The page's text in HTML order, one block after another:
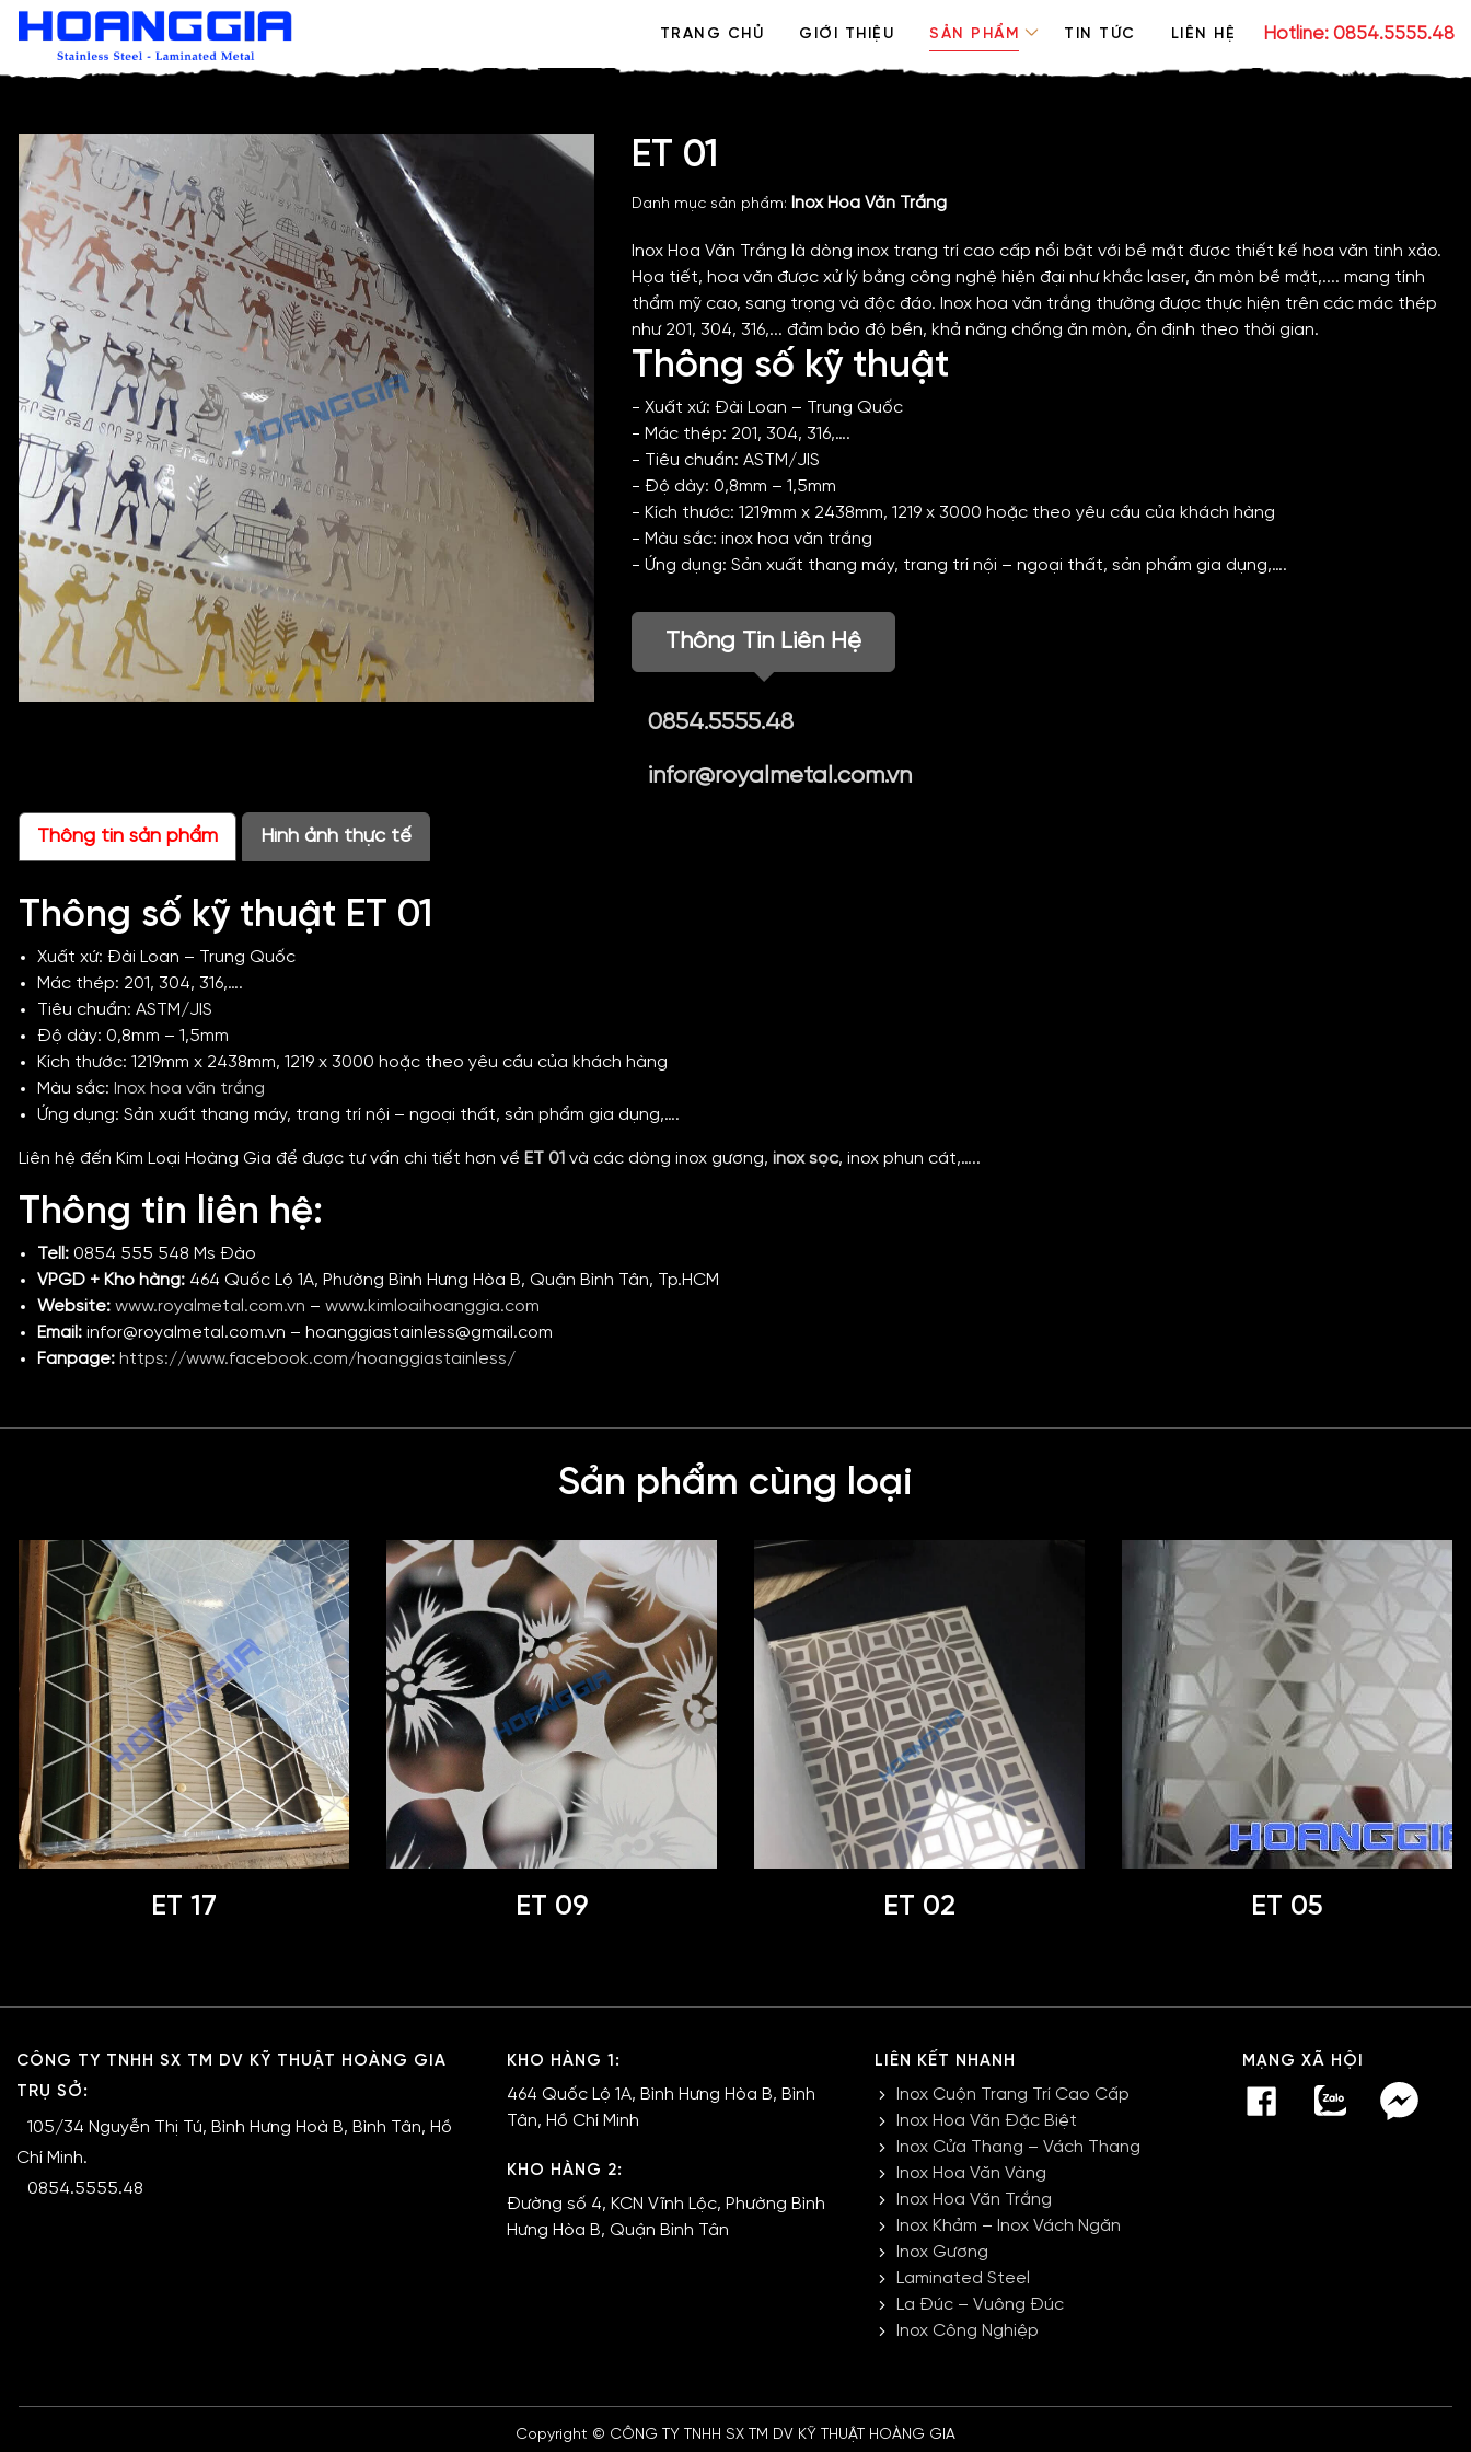
TRANG CHỦ GIỚI THIỆU SẢN PHẨM TIN TỨC LIÊN HỆ Hotline: 0854.5555.48
ET 01
Danh mục sản phẩm:Inox Hoa Văn Trắng
Inox Hoa Văn Trắng là dòng inox trang trí cao cấp nổi bật với bề mặt được thiết kế hoa văn tinh xảo.
Họa tiết, hoa văn được xử lý bằng công nghệ hiện đại như khắc laser, ăn mòn bề mặt,.... mang tính
thẩm mỹ cao, sang trọng và độc đáo. Inox hoa văn trắng thường được thực hiện trên các mác thép
như 201, 304, 316,... đảm bảo độ bền, khả năng chống ăn mòn, ổn định theo thời gian.
Thông số kỹ thuật
- Xuất xứ: Đài Loan – Trung Quốc
- Mác thép: 201, 304, 316,….
- Tiêu chuẩn: ASTM/JIS
- Độ dày: 0,8mm – 1,5mm
- Kích thước: 1219mm x 2438mm, 1219 x 3000 hoặc theo yêu cầu của khách hàng
- Màu sắc: inox hoa văn trắng
- Ứng dụng: Sản xuất thang máy, trang trí nội – ngoại thất, sản phẩm gia dụng,….
Thông Tin Liên Hệ
0854.5555.48
infor@royalmetal.com.vn
Thông tin sản phẩm Hình ảnh thực tế
Thông số kỹ thuật ET 01
Xuất xứ: Đài Loan – Trung Quốc
Mác thép: 201, 304, 316,….
Tiêu chuẩn: ASTM/JIS
Độ dày: 0,8mm – 1,5mm
Kích thước: 1219mm x 2438mm, 1219 x 3000 hoặc theo yêu cầu của khách hàng
Màu sắc: Inox hoa văn trắng
Ứng dụng: Sản xuất thang máy, trang trí nội – ngoại thất, sản phẩm gia dụng,….
Liên hệ đến Kim Loại Hoàng Gia để được tư vấn chi tiết hơn về ET 01 và các dòng inox gương, inox sọc, inox phun cát,…..
Thông tin liên hệ:
Tell: 0854 555 548 Ms Đào
VPGD + Kho hàng: 464 Quốc Lộ 1A, Phường Bình Hưng Hòa B, Quận Bình Tân, Tp.HCM
Website: www.royalmetal.com.vn – www.kimloaihoanggia.com
Email: infor@royalmetal.com.vn – hoanggiastainless@gmail.com
Fanpage: https://www.facebook.com/hoanggiastainless/
Sản phẩm cùng loại
ET 17 ET 09 ET 02 ET 05
CÔNG TY TNHH SX TM DV KỸ THUẬT HOÀNG GIA
TRỤ SỞ:
105/34 Nguyễn Thị Tú, Bình Hưng Hoà B, Bình Tân, Hồ
Chí Minh.
0854.5555.48
KHO HÀNG 1:
464 Quốc Lộ 1A, Bình Hưng Hòa B, Bình
Tân, Hồ Chí Minh
KHO HÀNG 2:
Đường số 4, KCN Vĩnh Lộc, Phường Bình
Hưng Hòa B, Quận Bình Tân
LIÊN KẾT NHANH
Inox Cuộn Trang Trí Cao Cấp
Inox Hoa Văn Đặc Biệt
Inox Cửa Thang – Vách Thang
Inox Hoa Văn Vàng
Inox Hoa Văn Trắng
Inox Khảm – Inox Vách Ngăn
Inox Gương
Laminated Steel
La Đúc – Vuông Đúc
Inox Công Nghiệp
MẠNG XÃ HỘI
Copyright © CÔNG TY TNHH SX TM DV KỸ THUẬT HOÀNG GIA